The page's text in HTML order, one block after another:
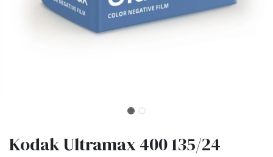
Kodak Ultramax 400 135/24